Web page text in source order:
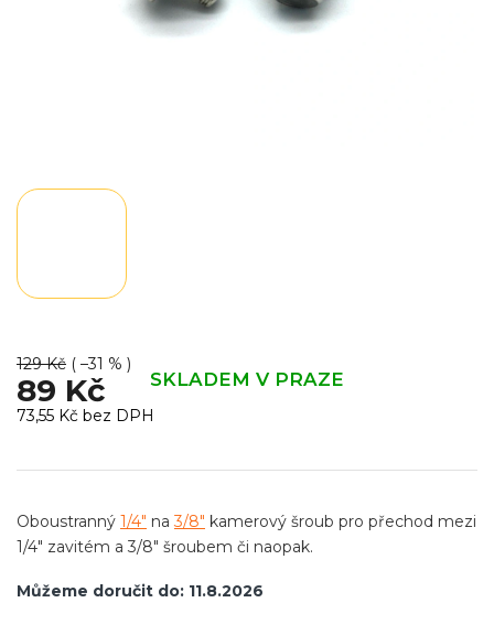
129 Kč ( –31 % )
89 Kč SKLADEM V PRAZE
73,55 Kč bez DPH
cena:
Můžeme doručit do: 11.8.2026
Oboustranný 1/4" na3/8" kamerový šroub pro přechod mezi
1/4" zavitém a 3/8" šroubem či naopak.